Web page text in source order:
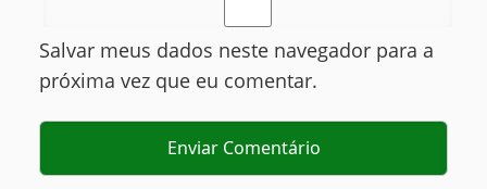
Salvar meus dados neste navegador para a
próxima vez que eu comentar.